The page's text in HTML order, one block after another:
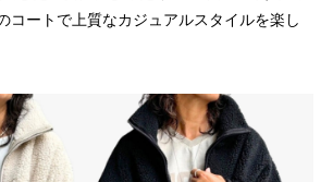
コートで上質なカジュアルスタイルを楽し